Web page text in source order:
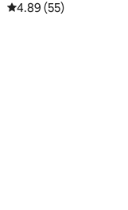
Calificación
4.89 (55)